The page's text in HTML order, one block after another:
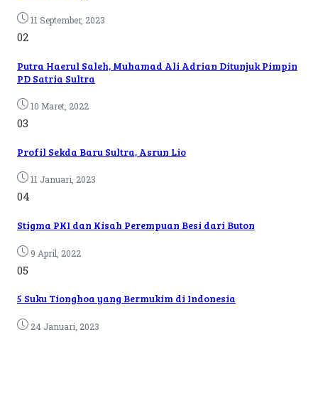
11 September, 2023
02
Putra Haerul Saleh, Muhamad Ali Adrian Ditunjuk Pimpin
PD Satria Sultra
10 Maret, 2022
03
Profil Sekda Baru Sultra, Asrun Lio
11 Januari, 2023
04
Stigma PKI dan Kisah Perempuan Besi dari Buton
9 April, 2022
05
5 Suku Tionghoa yang Bermukim di Indonesia
24 Januari, 2023